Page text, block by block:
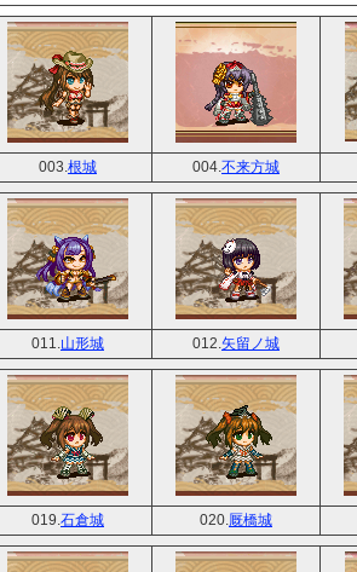
003. 根城 004. 不来方城
011. 山形城 012. 矢留ノ城
019. 石倉城 020. 厩橋城